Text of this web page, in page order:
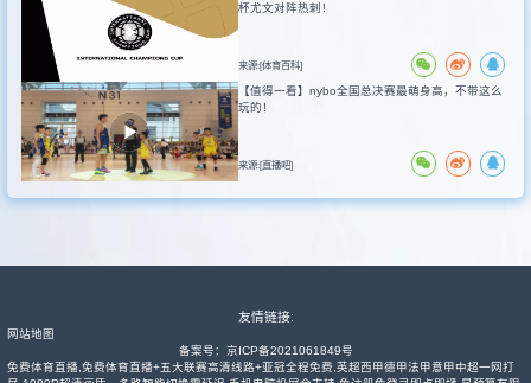
杯尤文对阵热刺！
来源:[体育百科]
【值得一看】nybo全国总决赛最萌身高，不带这么
玩的！
来源:[直播吧]
友情链接:
网站地图
备案号： 京ICP备2021061849号
免费体育直播,免费体育直播+五大联赛高清线路+亚冠全程免费,英超西甲德甲法甲意甲中超一网打